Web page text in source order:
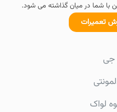
با شما در میان گذاشته می شود.
تعمیرات
جی
لواک